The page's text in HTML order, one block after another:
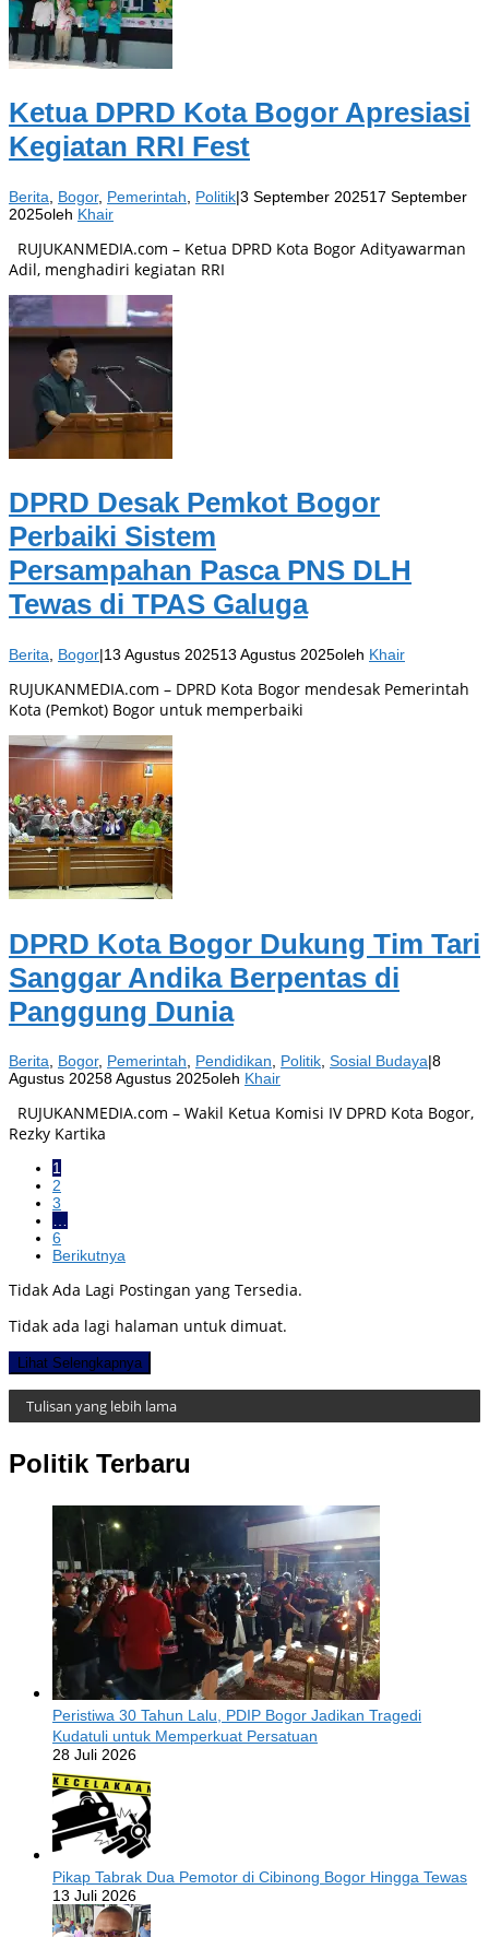
Ketua DPRD Kota Bogor Apresiasi
Kegiatan RRI Fest
Berita Bogor, Pemerintah Politik|3 September 202517 September
2025oleh Khair
RUJUKANMEDIA.com – Ketua DPRD Kota Bogor Adityawarman
Adil, menghadiri kegiatan RRI
DPRD Desak Pemkot Bogor
Perbaiki Sistem
Persampahan Pasca PNS DLH
Tewas di TPAS Galuga
Berita Bogor|13 Agustus 202513 Agustus 2025oleh Khair
RUJUKANMEDIA.com – DPRD Kota Bogor mendesak Pemerintah
Kota (Pemkot) Bogor untuk memperbaiki
DPRD Kota Bogor Dukung Tim Tari
Sanggar Andika Berpentas di
Panggung Dunia
Berita Bogor, Pemerintah Pendidikan Politik Sosial Budaya|8
Agustus 20258 Agustus 2025oleh Khair
RUJUKANMEDIA.com – Wakil Ketua Komisi IV DPRD Kota Bogor,
Rezky Kartika
1
2
3
6
Berikutnya
Tidak Ada Lagi Postingan yang Tersedia.
Tidak ada lagi halaman untuk dimuat.
Lihat Selengkapnya
Tulisan yang lebih lama
Politik Terbaru
Peristiwa 30 Tahun Lalu, PDIP Bogor Jadikan Tragedi
Kudatuli untuk Memperkuat Persatuan
28 Juli 2026
Pikap Tabrak Dua Pemotor di Cibinong Bogor Hingga Tewas
13 Juli 2026